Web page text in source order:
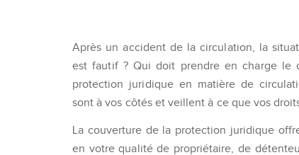
Après un accident de la circulation, la
est fautif ? Qui doit prendre en charge le
protection juridique en matière de
sont à vos côtés et veillent à ce que vos
La couverture de la protection juridique
en votre qualité de propriétaire, de